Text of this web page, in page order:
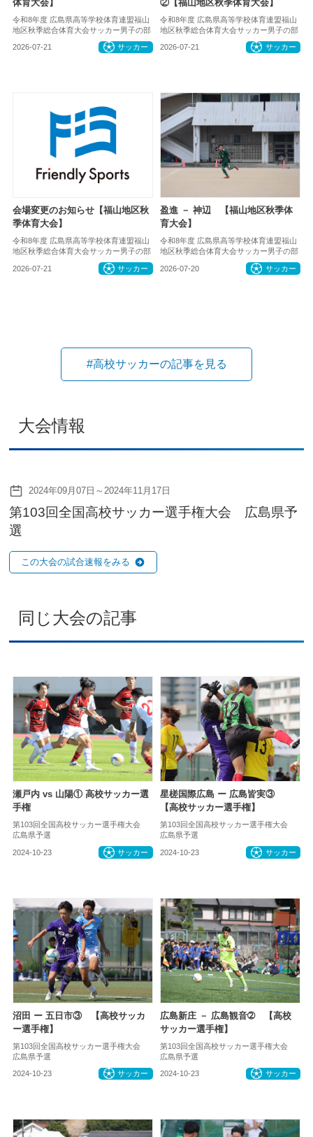
体育大会】
令和8年度 広島県高等学校体育連盟福山
地区秋季総合体育大会サッカー男子の部
2026-07-21 サッカー
②【福山地区秋季体育大会】
令和8年度 広島県高等学校体育連盟福山
地区秋季総合体育大会サッカー男子の部
2026-07-21 サッカー
会場変更のお知らせ【福山地区秋
季体育大会】
令和8年度 広島県高等学校体育連盟福山
地区秋季総合体育大会サッカー男子の部
2026-07-21 サッカー
盈進 － 神辺 【福山地区秋季体
育大会】
令和8年度 広島県高等学校体育連盟福山
地区秋季総合体育大会サッカー男子の部
2026-07-20 サッカー
#高校サッカーの記事を見る
大会情報
2024年09月07日～2024年11月17日
第103回全国高校サッカー選手権大会 広島県予
選
この大会の試合速報をみる
同じ大会の記事
瀬戸内 vs 山陽① 高校サッカー選
手権
第103回全国高校サッカー選手権大会
広島県予選
2024-10-23 サッカー
星槎国際広島 ー 広島皆実③
【高校サッカー選手権】
第103回全国高校サッカー選手権大会
広島県予選
2024-10-23 サッカー
沼田 ー 五日市③ 【高校サッカ
ー選手権】
第103回全国高校サッカー選手権大会
広島県予選
2024-10-23 サッカー
広島新庄 － 広島観音➁ 【高校
サッカー選手権】
第103回全国高校サッカー選手権大会
広島県予選
2024-10-23 サッカー